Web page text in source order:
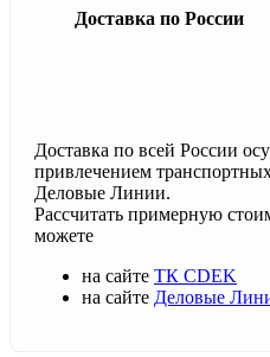
Доставка по России
Доставка по всей России
привлечением
Деловые Линии.
Рассчитать примерную
можете
на сайте ТК CDEK
на сайте Деловые